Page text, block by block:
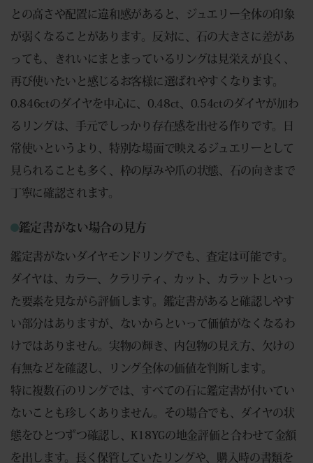
との高さや配置に違和感があると、ジュエリー全体の印象
が弱くなることがあります。反対に、石の大きさに差があ
っても、きれいにまとまっているリングは見栄えが良く、
再び使いたいと感じるお客様に選ばれやすくなります。
0.846ctのダイヤを中心に、0.48ct、0.54ctのダイヤが加わ
るリングは、手元でしっかり存在感を出せる作りです。日
常使いというより、特別な場面で映えるジュエリーとして
見られることも多く、枠の厚みや爪の状態、石の向きまで
丁寧に確認されます。
鑑定書がない場合の見方
鑑定書がないダイヤモンドリングでも、査定は可能です。
ダイヤは、カラー、クラリティ、カット、カラットといっ
た要素を見ながら評価します。鑑定書があると確認しやす
い部分はありますが、ないからといって価値がなくなるわ
けではありません。実物の輝き、内包物の見え方、欠けの
有無などを確認し、リング全体の価値を判断します。
特に複数石のリングでは、すべての石に鑑定書が付いてい
ないことも珍しくありません。その場合でも、ダイヤの状
態をひとつずつ確認し、K18YGの地金評価と合わせて金額
を出します。長く保管していたリングや、購入時の書類を